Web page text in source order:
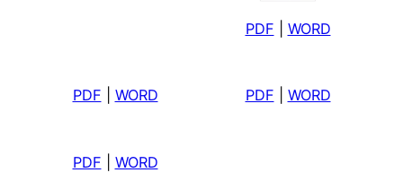
PDF WORD
PDF WORD PDF WORD
PDF WORD